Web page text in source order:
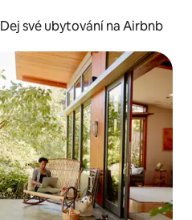
Dej své ubytování na Airbnb